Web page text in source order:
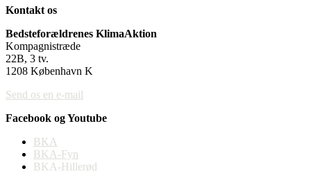
Kontakt os
Bedsteforældrenes KlimaAktion
Kompagnistræde
22B, 3 tv.
1208 København K
Send os en e-mail
Facebook og Youtube
BKA
BKA-Fyn
BKA-Hillerød